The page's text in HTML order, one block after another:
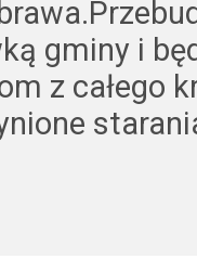
gminy i
z całego